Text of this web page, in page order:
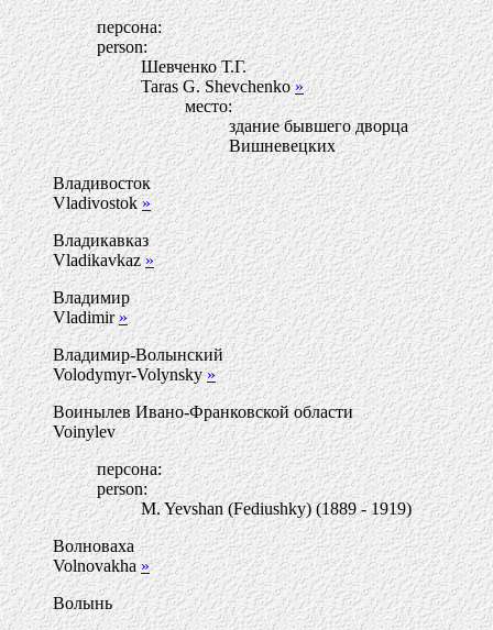
персона:
person:
Шевченко Т.Г.
Taras G. Shevchenko»
место:
здание бывшего дворца
Вишневецких
Владивосток
Vladivostok»
Владикавказ
Vladikavkaz»
Владимир
Vladimir»
Владимир-Волынский
Volodymyr-Volynsky»
Воинылев Ивано-Франковской области
Voinylev
персона:
person:
M. Yevshan (Fediushky) (1889 - 1919)
Волноваха
Volnovakha»
Волынь